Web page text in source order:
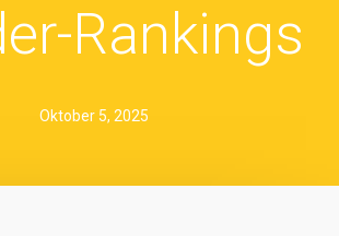
Rankings
Oktober 5, 2025